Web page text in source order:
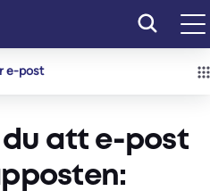
e-post
att e-post